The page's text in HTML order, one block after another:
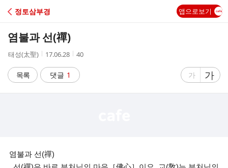
C
A
정토삼부경 앱으로보기
염불과 선(禪)
작
자
태성(太聖)
작
시
간
17.06.28
조
수
40
목록 댓글 1
글
가
글
자
가
염불과 선(禪)